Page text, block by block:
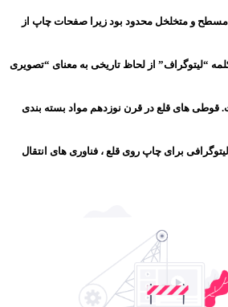
و متخلخل محدود بود زیرا صفحات چاپ از
“لیتوگراف” از لحاظ تاریخی به معنای “تصویری
های قلع در قرن نوزدهم مواد بسته بندی
لیتوگرافی برای چاپ روی قلع ، فناوری های انتقال